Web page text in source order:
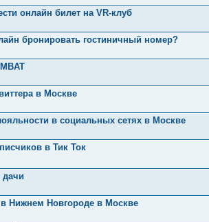
онлайн билет на VR-клуб
бронировать гостиничный номер?
в Москве
в социальных сетях в Москве
в Тик Ток
дачи
Нижнем Новгороде в Москве